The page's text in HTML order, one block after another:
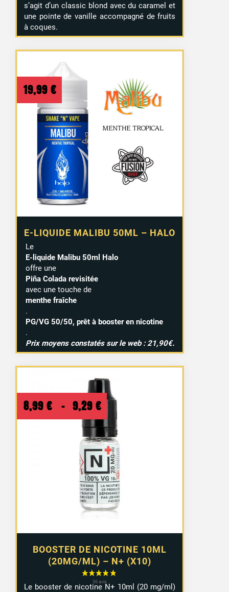
s’agit d’un classic blond avec du caramel et
une pointe de vanille accompagné de fruits
à coques.
E-LIQUIDE MALIBU 50ML – HALO
19,99 €
Le
E-liquide Malibu 50ml Halo
offre une
Piña Colada revisitée
avec une touche de
menthe fraîche
.
PG/VG 50/50, prêt à booster en nicotine
.
Prix moyens constatés sur le web : 21,90€.
BOOSTER DE NICOTINE 10ML
(20MG/ML) – N+ (X10)
8,99 € – 9,29 € Plage
de
prix :
8,99 €
à
9,29 €
Le booster de nicotine N+ 10ml (20 mg/ml)